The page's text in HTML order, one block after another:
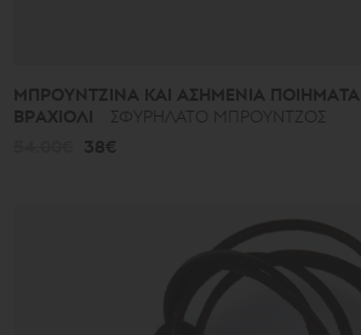
ΜΠΡΟΥΝΤΖΙΝΑ ΚΑΙ ΑΣΗΜΕΝΙΑ ΠΟΙΗΜΑΤΑ :
ΒΡΑΧΙΟΛΙ
ΣΦΥΡΗΛΑΤΟ ΜΠΡΟΥΝΤΖΟΣ
38€